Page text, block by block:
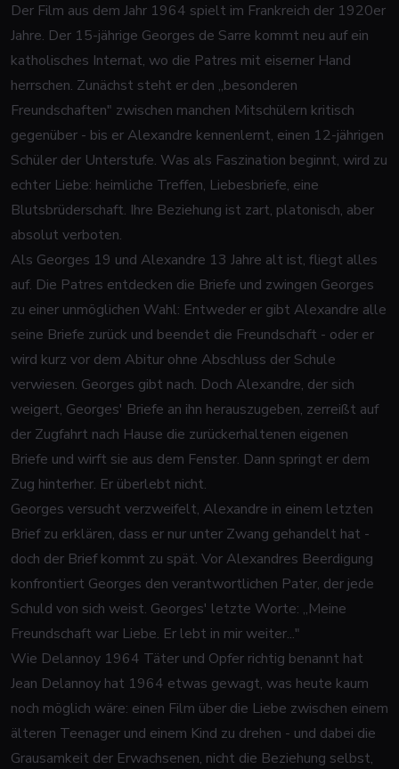
Der Film aus dem Jahr 1964 spielt im Frankreich der 1920er
Jahre. Der 15-jährige Georges de Sarre kommt neu auf ein
katholisches Internat, wo die Patres mit eiserner Hand
herrschen. Zunächst steht er den „besonderen
Freundschaften" zwischen manchen Mitschülern kritisch
gegenüber - bis er Alexandre kennenlernt, einen 12-jährigen
Schüler der Unterstufe. Was als Faszination beginnt, wird zu
echter Liebe: heimliche Treffen, Liebesbriefe, eine
Blutsbrüderschaft. Ihre Beziehung ist zart, platonisch, aber
absolut verboten.
Als Georges 19 und Alexandre 13 Jahre alt ist, fliegt alles
auf. Die Patres entdecken die Briefe und zwingen Georges
zu einer unmöglichen Wahl: Entweder er gibt Alexandre alle
seine Briefe zurück und beendet die Freundschaft - oder er
wird kurz vor dem Abitur ohne Abschluss der Schule
verwiesen. Georges gibt nach. Doch Alexandre, der sich
weigert, Georges' Briefe an ihn herauszugeben, zerreißt auf
der Zugfahrt nach Hause die zurückerhaltenen eigenen
Briefe und wirft sie aus dem Fenster. Dann springt er dem
Zug hinterher. Er überlebt nicht.
Georges versucht verzweifelt, Alexandre in einem letzten
Brief zu erklären, dass er nur unter Zwang gehandelt hat -
doch der Brief kommt zu spät. Vor Alexandres Beerdigung
konfrontiert Georges den verantwortlichen Pater, der jede
Schuld von sich weist. Georges' letzte Worte: „Meine
Freundschaft war Liebe. Er lebt in mir weiter..."
Wie Delannoy 1964 Täter und Opfer richtig benannt hat
Jean Delannoy hat 1964 etwas gewagt, was heute kaum
noch möglich wäre: einen Film über die Liebe zwischen einem
älteren Teenager und einem Kind zu drehen - und dabei die
Grausamkeit der Erwachsenen, nicht die Beziehung selbst,